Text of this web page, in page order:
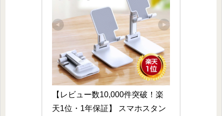
【レビュー数10,000件突破！楽
天1位・1年保証】 スマホスタン